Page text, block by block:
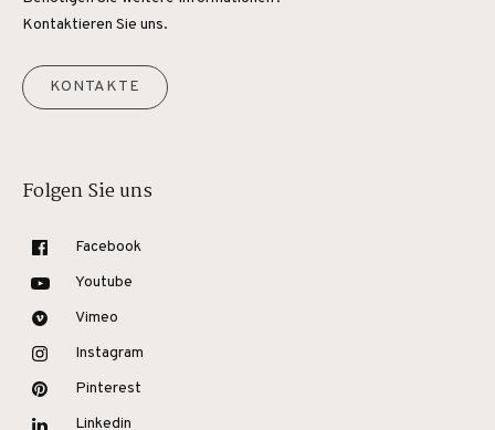
Kontaktieren Sie uns.
KONTAKTE
Folgen Sie uns
Facebook
Youtube
Vimeo
Instagram
Pinterest
Linkedin